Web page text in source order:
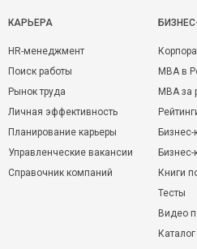
КАРЬЕРА
HR-менеджмент
Поиск работы
Рынок труда
Личная эффективность
Планирование карьеры
Управленческие вакансии
Справочник компаний
MBA в
MBA
Бизнес-
Книги
Тесты
Видео